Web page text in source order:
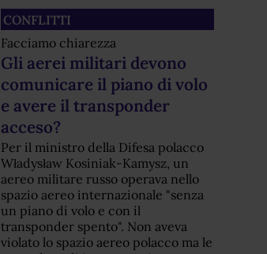
CONFLITTI
Facciamo chiarezza
Gli aerei militari devono
comunicare il piano di volo
e avere il transponder
acceso?
Per il ministro della Difesa polacco
Władysław Kosiniak-Kamysz, un
aereo militare russo operava nello
spazio aereo internazionale "senza
un piano di volo e con il
transponder spento". Non aveva
violato lo spazio aereo polacco ma le